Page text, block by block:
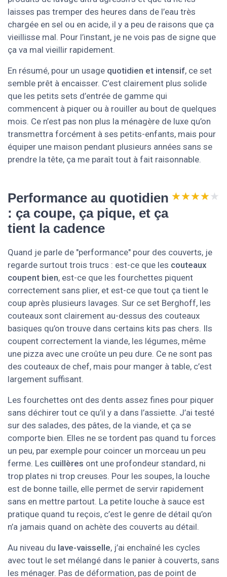
laisses pas tremper des heures dans de l’eau très
chargée en sel ou en acide, il y a peu de raisons que ça
vieillisse mal. Pour l’instant, je ne vois pas de signe que
ça va mal vieillir rapidement.
En résumé, pour un usage quotidien et intensif, ce set
semble prêt à encaisser. C’est clairement plus solide
que les petits sets d’entrée de gamme qui
commencent à piquer ou à rouiller au bout de quelques
mois. Ce n’est pas non plus la ménagère de luxe qu’on
transmettra forcément à ses petits-enfants, mais pour
équiper une maison pendant plusieurs années sans se
prendre la tête, ça me paraît tout à fait raisonnable.
Performance au quotidien
: ça coupe, ça pique, et ça
tient la cadence
★★★★★
★★★★★
Quand je parle de "performance" pour des couverts, je
regarde surtout trois trucs : est-ce que les couteaux
coupent bien, est-ce que les fourchettes piquent
correctement sans plier, et est-ce que tout ça tient le
coup après plusieurs lavages. Sur ce set Berghoff, les
couteaux sont clairement au-dessus des couteaux
basiques qu’on trouve dans certains kits pas chers. Ils
coupent correctement la viande, les légumes, même
une pizza avec une croûte un peu dure. Ce ne sont pas
des couteaux de chef, mais pour manger à table, c’est
largement suffisant.
Les fourchettes ont des dents assez fines pour piquer
sans déchirer tout ce qu’il y a dans l’assiette. J’ai testé
sur des salades, des pâtes, de la viande, et ça se
comporte bien. Elles ne se tordent pas quand tu forces
un peu, par exemple pour coincer un morceau un peu
ferme. Les cuillères ont une profondeur standard, ni
trop plates ni trop creuses. Pour les soupes, la louche
est de bonne taille, elle permet de servir rapidement
sans en mettre partout. La petite louche à sauce est
pratique quand tu reçois, c’est le genre de détail qu’on
n’a jamais quand on achète des couverts au détail.
Au niveau du lave-vaisselle, j’ai enchaîné les cycles
avec tout le set mélangé dans le panier à couverts, sans
les ménager. Pas de déformation, pas de point de